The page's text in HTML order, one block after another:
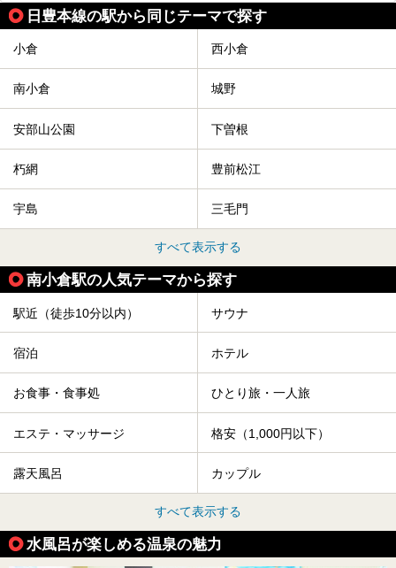
日豊本線の駅から同じテーマで探す
小倉 西小倉
南小倉 城野
安部山公園 下曽根
朽網 豊前松江
宇島 三毛門
すべて表示する
南小倉駅の人気テーマから探す
駅近（徒歩10分以内） サウナ
宿泊 ホテル
お食事・食事処 ひとり旅・一人旅
エステ・マッサージ 格安（1,000円以下）
露天風呂 カップル
すべて表示する
水風呂が楽しめる温泉の魅力